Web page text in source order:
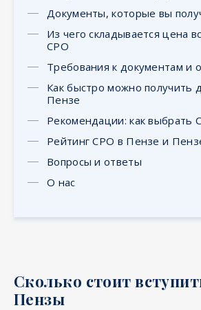
Документы, которые вы
Из чего складывается цена
СРО
Требования к документам и
Как быстро можно получить
Пензе
Рекомендации: как выбрать
Рейтинг СРО в Пензе и
Вопросы и ответы
О нас
Сколько стоит
Пензы